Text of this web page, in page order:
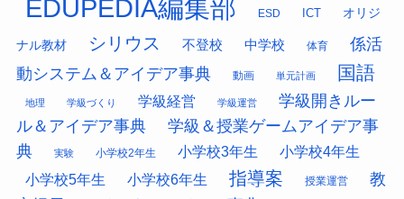
EDUPEDIA編集部 ESD ICT オリジ
ナル教材 シリウス 不登校 中学校 体育
係活
動システム＆アイデア事典
動画 単元計画 国語
地理 学級づくり 学級経営 学級運営
学級開きルー
ル＆アイデア事典
学級＆授業ゲームアイデア事
典
実験 小学校2年生 小学校3年生
小学校4年生
小学校5年生
小学校6年生 指導案 授業運営
教